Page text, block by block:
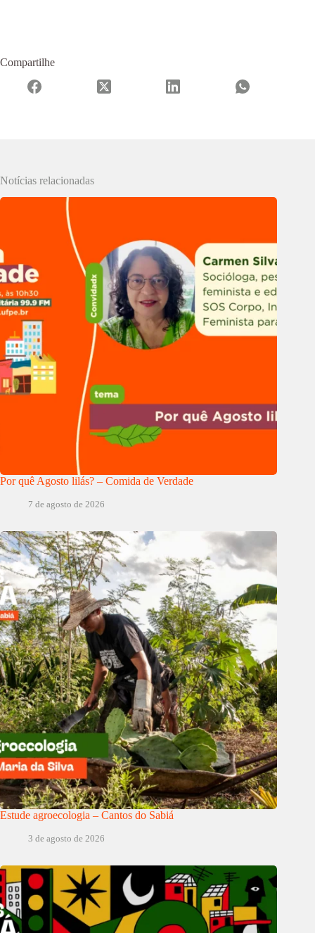
Compartilhe
Notícias relacionadas
Por quê Agosto lilás? – Comida de Verdade
7 de agosto de 2026
Estude agroecologia – Cantos do Sabiá
3 de agosto de 2026